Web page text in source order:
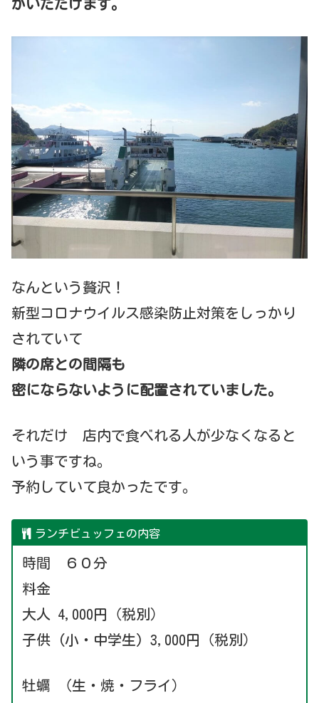
がいただけます。
なんという贅沢！
新型コロナウイルス感染防止対策をしっかり
されていて
隣の席との間隔も
密にならないように配置されていました。
それだけ 店内で食べれる人が少なくなると
いう事ですね。
予約していて良かったです。
ランチビュッフェの内容
時間 ６０分
料金
大人 4,000円（税別）
子供 (小・中学生) 3,000円（税別）
牡蠣 （生・焼・フライ）